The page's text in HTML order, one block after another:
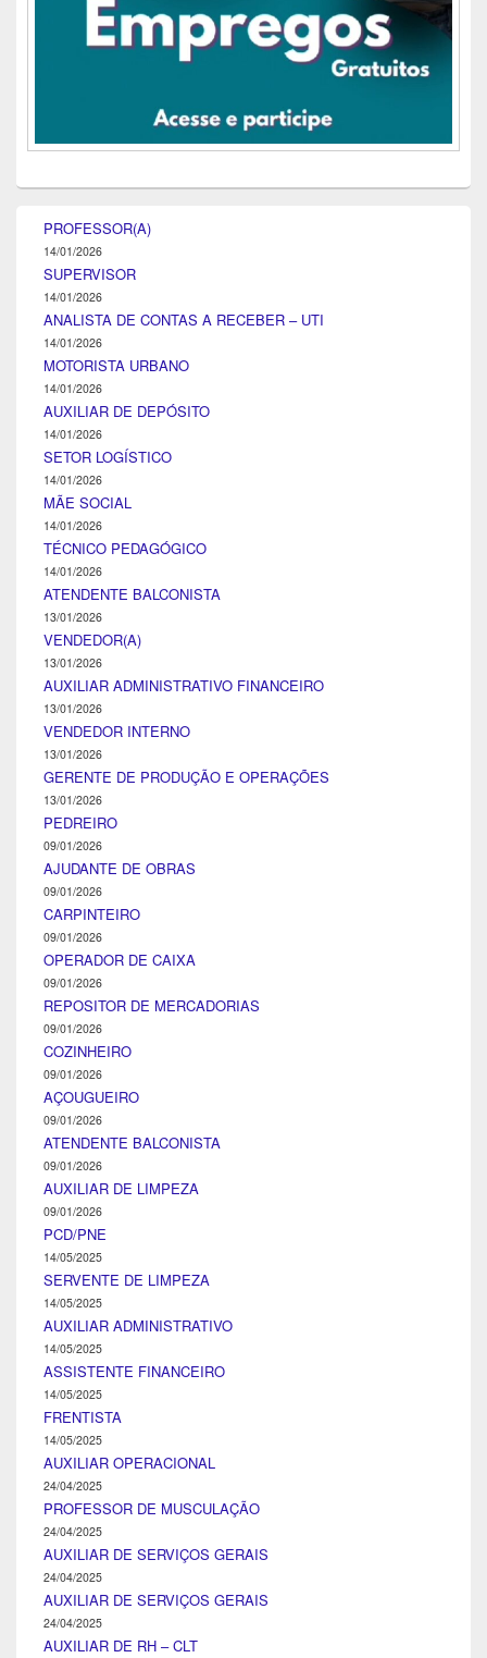
PROFESSOR(A)
14/01/2026
SUPERVISOR
14/01/2026
ANALISTA DE CONTAS A RECEBER – UTI
14/01/2026
MOTORISTA URBANO
14/01/2026
AUXILIAR DE DEPÓSITO
14/01/2026
SETOR LOGÍSTICO
14/01/2026
MÃE SOCIAL
14/01/2026
TÉCNICO PEDAGÓGICO
14/01/2026
ATENDENTE BALCONISTA
13/01/2026
VENDEDOR(A)
13/01/2026
AUXILIAR ADMINISTRATIVO FINANCEIRO
13/01/2026
VENDEDOR INTERNO
13/01/2026
GERENTE DE PRODUÇÃO E OPERAÇÕES
13/01/2026
PEDREIRO
09/01/2026
AJUDANTE DE OBRAS
09/01/2026
CARPINTEIRO
09/01/2026
OPERADOR DE CAIXA
09/01/2026
REPOSITOR DE MERCADORIAS
09/01/2026
COZINHEIRO
09/01/2026
AÇOUGUEIRO
09/01/2026
ATENDENTE BALCONISTA
09/01/2026
AUXILIAR DE LIMPEZA
09/01/2026
PCD/PNE
14/05/2025
SERVENTE DE LIMPEZA
14/05/2025
AUXILIAR ADMINISTRATIVO
14/05/2025
ASSISTENTE FINANCEIRO
14/05/2025
FRENTISTA
14/05/2025
AUXILIAR OPERACIONAL
24/04/2025
PROFESSOR DE MUSCULAÇÃO
24/04/2025
AUXILIAR DE SERVIÇOS GERAIS
24/04/2025
AUXILIAR DE SERVIÇOS GERAIS
24/04/2025
AUXILIAR DE RH – CLT